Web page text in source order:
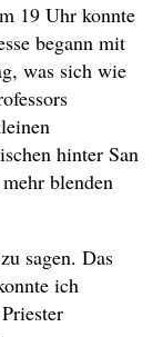
19 Uhr konnte
begann mit
was sich wie
hinter San
blenden
sagen. Das
ich